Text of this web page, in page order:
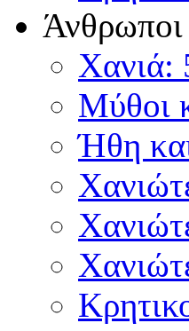
Άνθρωποι
Χανιά:
Μύθοι
Ήθη